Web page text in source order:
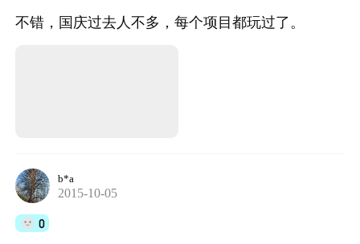
不错，国庆过去人不多，每个项目都玩过了。
b*a
2015-10-05
0